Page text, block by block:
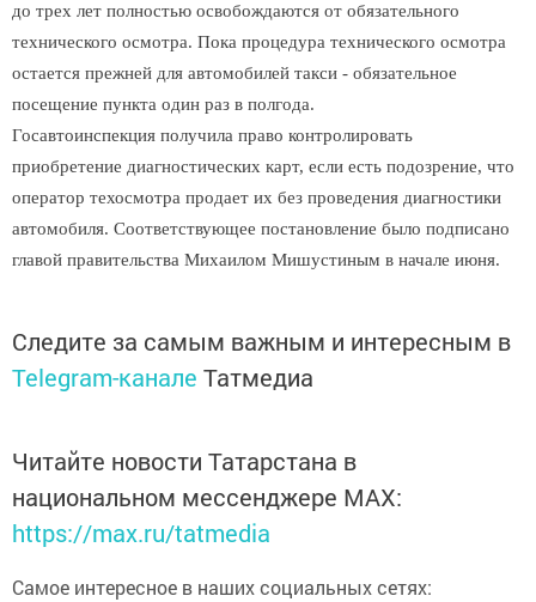
до трех лет полностью освобождаются от обязательного
технического осмотра. Пока процедура технического осмотра
остается прежней для автомобилей такси - обязательное
посещение пункта один раз в полгода.
Госавтоинспекция получила право контролировать
приобретение диагностических карт, если есть подозрение, что
оператор техосмотра продает их без проведения диагностики
автомобиля. Соответствующее постановление было подписано
главой правительства Михаилом Мишустиным в начале июня.
Следите за самым важным и интересным в
Telegram-канале Татмедиа
Читайте новости Татарстана в
национальном мессенджере MАХ:
https://max.ru/tatmedia
Самое интересное в наших социальных сетях: